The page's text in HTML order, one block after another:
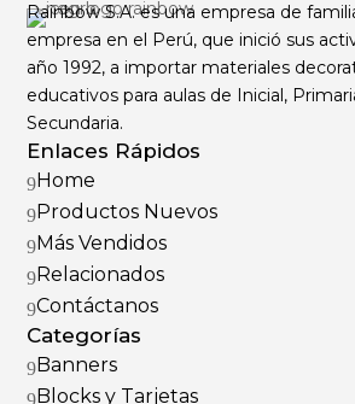
Rainbow S.A. es una empresa de
empresa en el Perú, que inició sus
año 1992, a importar materiales
educativos para aulas de Inicial,
Secundaria.
Enlaces Rápidos
9Home
9Productos Nuevos
9Más Vendidos
9Relacionados
9Contáctanos
Categorías
9Banners
9Blocks y Tarjetas